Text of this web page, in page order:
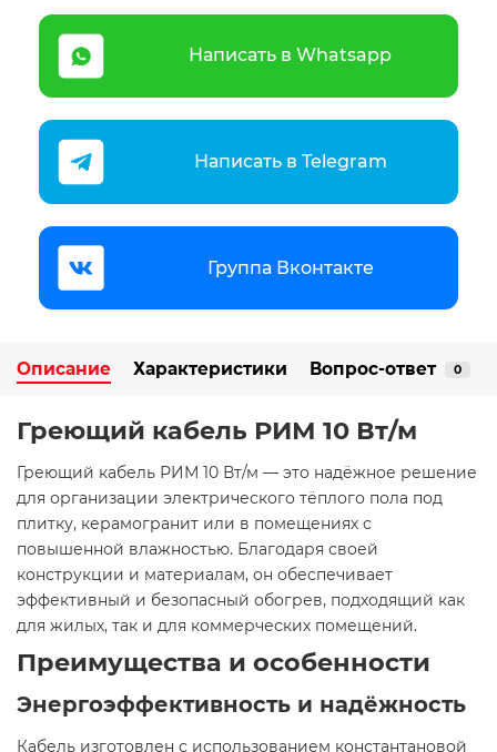
Написать в Whatsapp
Написать в Telegram
Группа Вконтакте
Описание Характеристики Вопрос-ответ 0
Греющий кабель РИМ 10 Вт/м
Греющий кабель РИМ 10 Вт/м — это надёжное решение
для организации электрического тёплого пола под
плитку, керамогранит или в помещениях с
повышенной влажностью. Благодаря своей
конструкции и материалам, он обеспечивает
эффективный и безопасный обогрев, подходящий как
для жилых, так и для коммерческих помещений.
Преимущества и особенности
Энергоэффективность и надёжность
Кабель изготовлен с использованием константановой